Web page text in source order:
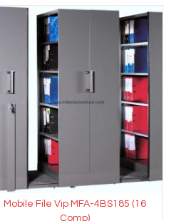
Mobile File Vip MFA-4BS185 (16
Comp)